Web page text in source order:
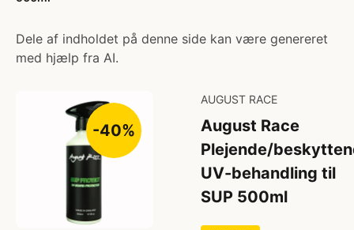
Dele af indholdet på denne side kan være genereret
med hjælp fra AI.
-40%
AUGUST RACE
August Race
Plejende/
UV-behandling til
SUP 500ml